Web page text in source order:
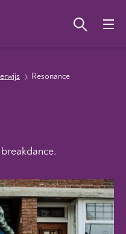
Resonance